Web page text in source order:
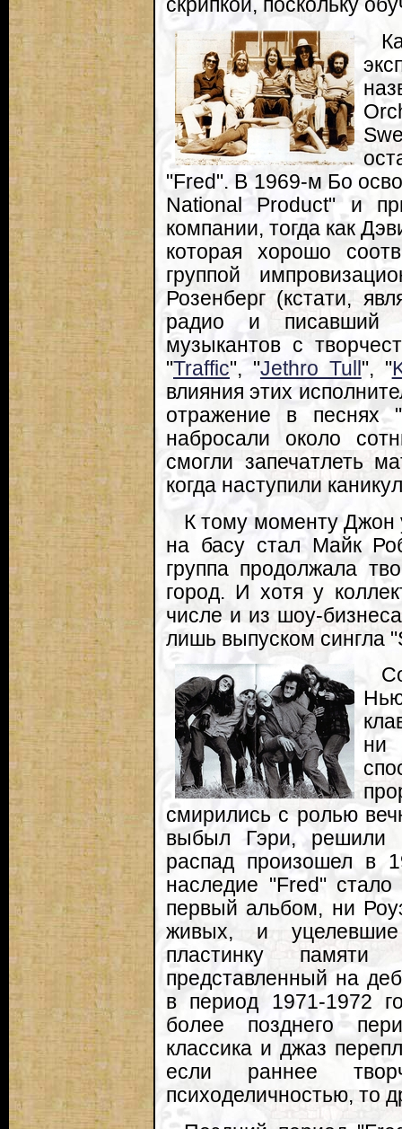
скрипкой, поскольку
"Fred". В 1969-м Бо
National Product" и
компании, тогда как
которая хорошо
группой
Розенберг (кстати,
радио и писавший
музыкантов с
"Traffic", "Jethro Tull ", "
влияния этих
отражение в песнях
набросали около
смогли запечатлеть
когда наступили
К тому моменту Джон
на басу стал Майк
группа продолжала
город. И хотя у
числе и из шоу-
лишь выпуском сингла
смирились с ролью
выбыл Гэри, решили
распад произошел в
наследие "Fred"
первый альбом, ни
живых, и уцелевшие
пластинку памяти
представленный на
в период 1971-1972
более позднего
классика и джаз
если раннее
психоделичностью, то